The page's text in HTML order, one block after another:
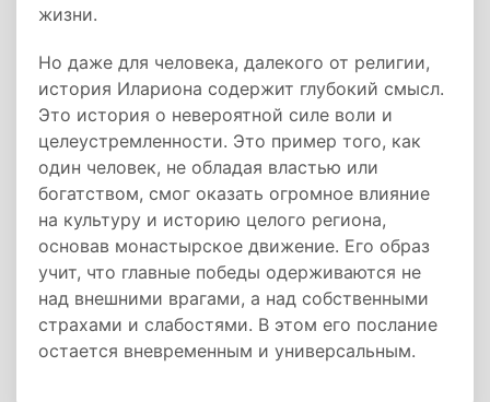
жизни.
Но даже для человека, далекого от религии,
история Илариона содержит глубокий смысл.
Это история о невероятной силе воли и
целеустремленности. Это пример того, как
один человек, не обладая властью или
богатством, смог оказать огромное влияние
на культуру и историю целого региона,
основав монастырское движение. Его образ
учит, что главные победы одерживаются не
над внешними врагами, а над собственными
страхами и слабостями. В этом его послание
остается вневременным и универсальным.